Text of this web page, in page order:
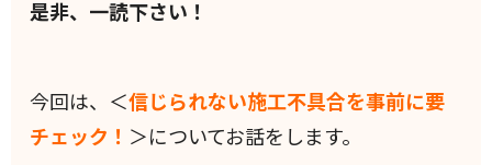
是非、一読下さい！
今回は、＜信じられない施工不具合を事前に要
チェック！ ＞についてお話をします。